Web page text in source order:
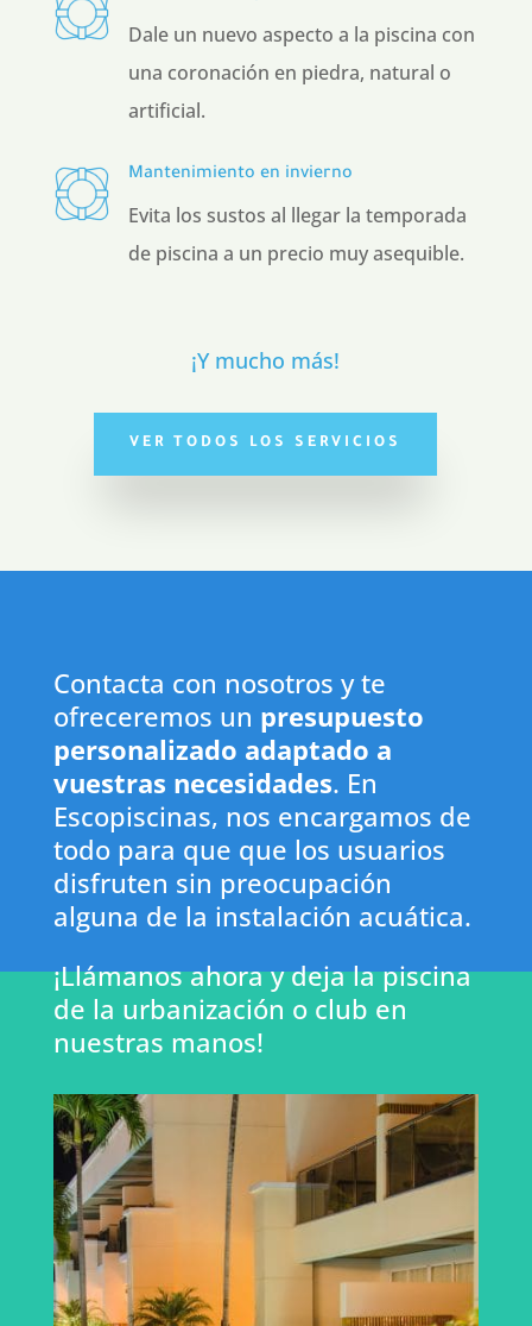
Dale un nuevo aspecto a la piscina con
una coronación en piedra, natural o
artificial.
Mantenimiento en invierno
Evita los sustos al llegar la temporada
de piscina a un precio muy asequible.
¡Y mucho más!
VER TODOS LOS SERVICIOS
Contacta con nosotros y te
ofreceremos un presupuesto
personalizado adaptado a
vuestras necesidades. En
Escopiscinas, nos encargamos de
todo para que que los usuarios
disfruten sin preocupación
alguna de la instalación acuática.
¡Llámanos ahora y deja la piscina
de la urbanización o club en
nuestras manos!